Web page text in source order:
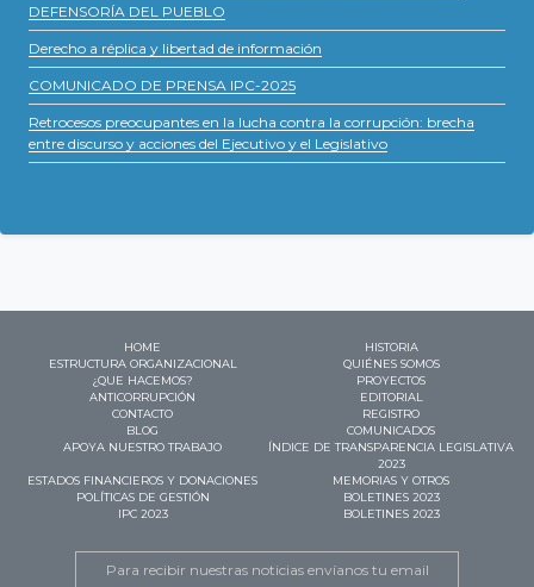
DEFENSORÍA DEL PUEBLO
Derecho a réplica y libertad de información
COMUNICADO DE PRENSA IPC-2025
Retrocesos preocupantes en la lucha contra la corrupción: brecha
entre discurso y acciones del Ejecutivo y el Legislativo
HOME
HISTORIA
ESTRUCTURA ORGANIZACIONAL
QUIÉNES SOMOS
¿QUE HACEMOS?
PROYECTOS
ANTICORRUPCIÓN
EDITORIAL
CONTACTO
REGISTRO
BLOG
COMUNICADOS
APOYA NUESTRO TRABAJO
ÍNDICE DE TRANSPARENCIA LEGISLATIVA
2023
ESTADOS FINANCIEROS Y DONACIONES
MEMORIAS Y OTROS
POLÍTICAS DE GESTIÓN
BOLETINES 2023
IPC 2023
BOLETINES 2023